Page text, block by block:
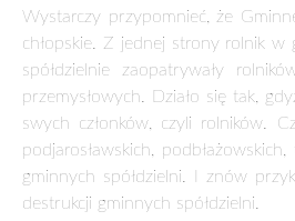
Wystarczy przypomnieć, że
chłopskie. Z jednej strony rolnik w
spółdzielnie zaopatrywały
przemysłowych. Działo się tak,
swych członków, czyli rolników.
podjarosławskich,
gminnych spółdzielni. I znów
destrukcji gminnych spółdzielni.